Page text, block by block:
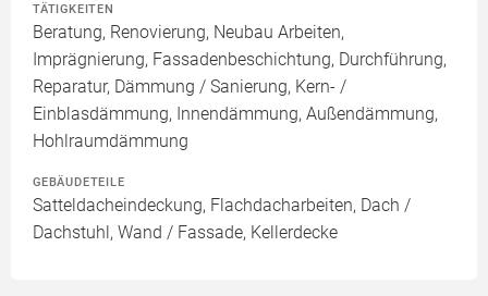
TÄTIGKEITEN
Beratung, Renovierung, Neubau Arbeiten,
Imprägnierung, Fassadenbeschichtung, Durchführung,
Reparatur, Dämmung / Sanierung, Kern- /
Einblasdämmung, Innendämmung, Außendämmung,
Hohlraumdämmung
GEBÄUDETEILE
Satteldacheindeckung, Flachdacharbeiten, Dach /
Dachstuhl, Wand / Fassade, Kellerdecke